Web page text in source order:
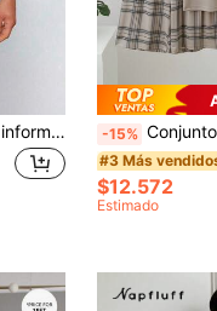
Set de 2 piezas de ropa informal de verano: Top de cuello redondo ligero y pantalones cortos con estampado a cuadros. Conjunto de ropa de estar en casa con estilo casual -15% Conjunto de pijama de 3 piezas para hombre,
#3 Más
$12.572
Estimado